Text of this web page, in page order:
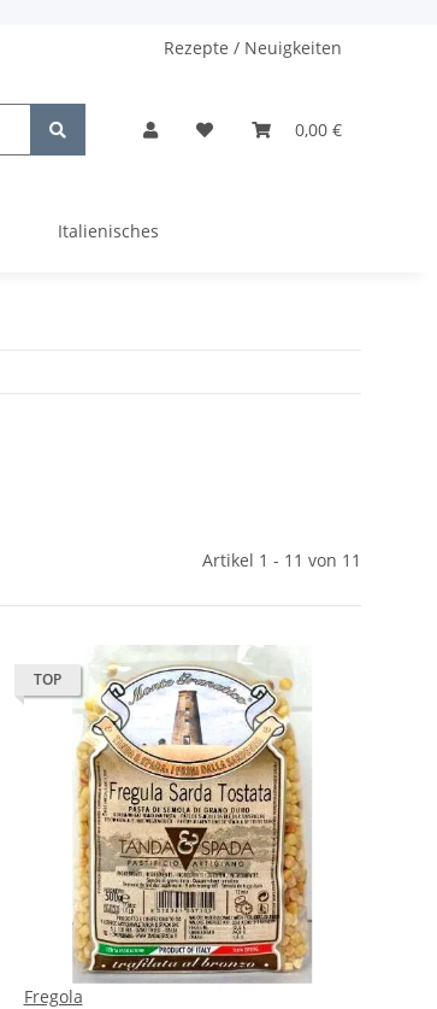
Rezepte / Neuigkeiten
0,00 €
Italienisches
Artikel 1 - 11 von 11
TOP
Fregola